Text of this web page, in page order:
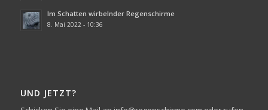
Im Schatten wirbelnder Regenschirme
8. Mai 2022 - 10:36
UND JETZT?